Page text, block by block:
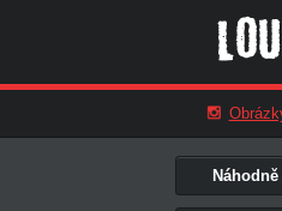
Náhodně